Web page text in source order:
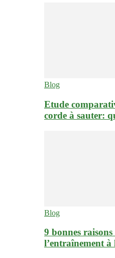
Blog
Etude
corde à sauter:
Blog
9 bonnes raisons
l’entraînement